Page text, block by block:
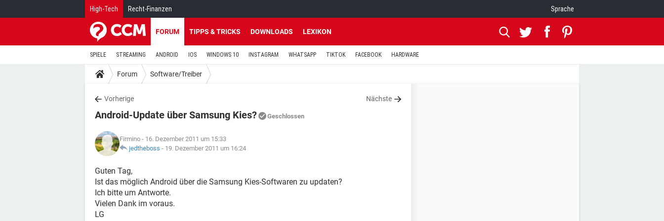
High-Tech Recht-Finanzen Sprache
FORUM TIPPS & TRICKS DOWNLOADS LEXIKON
SPIELE STREAMING ANDROID IOS WINDOWS 10 INSTAGRAM WHATSAPP TIKTOK FACEBOOK HARDWARE
Forum Software/Treiber
Vorherige Nächste
Android-Update über Samsung Kies? Geschlossen
Firmino - 16. Dezember 2011 um 15:33
jedtheboss - 19. Dezember 2011 um 16:24
Guten Tag,
Ist das möglich Android über die Samsung Kies-Softwaren zu updaten?
Ich bitte um Antworte.
Vielen Dank im voraus.
LG